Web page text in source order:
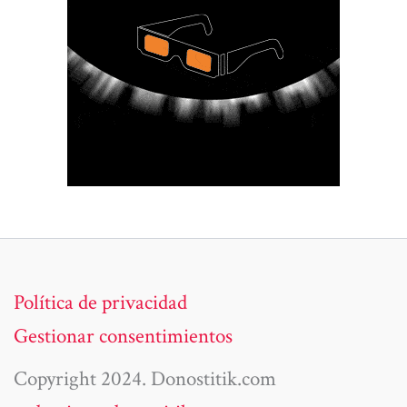
Política de privacidad
Gestionar consentimientos
Copyright 2024. Donostitik.com